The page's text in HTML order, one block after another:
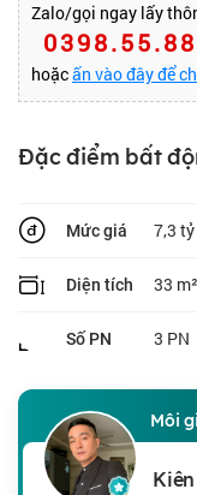
Zalo/gọi ngay lấy
hoặcấn vào đây để
Đặc điểm bất
Mức giá 7,3 tỷ
Diện tích 33 m²
Số PN 3 PN
Môi